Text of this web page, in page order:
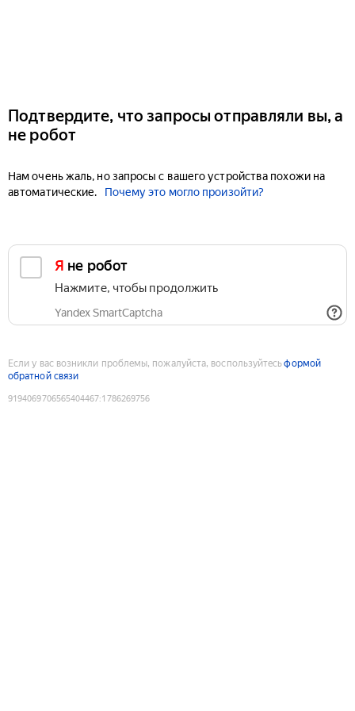
Подтвердите, что запросы отправляли вы, а
не робот
Нам очень жаль, но запросы с вашего устройства похожи на
автоматические.
Почему это могло произойти?
Я не робот
Нажмите, чтобы продолжить
Yandex SmartCaptcha
Если у вас возникли проблемы, пожалуйста, воспользуйтесьформой
обратной связи
9194069706565404467:1786269756